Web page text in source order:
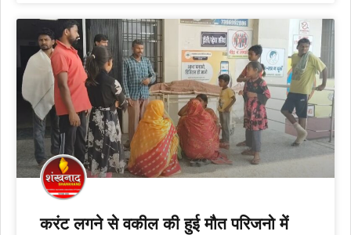
करंट लगने से वकील की हुई मौत परिजनो में